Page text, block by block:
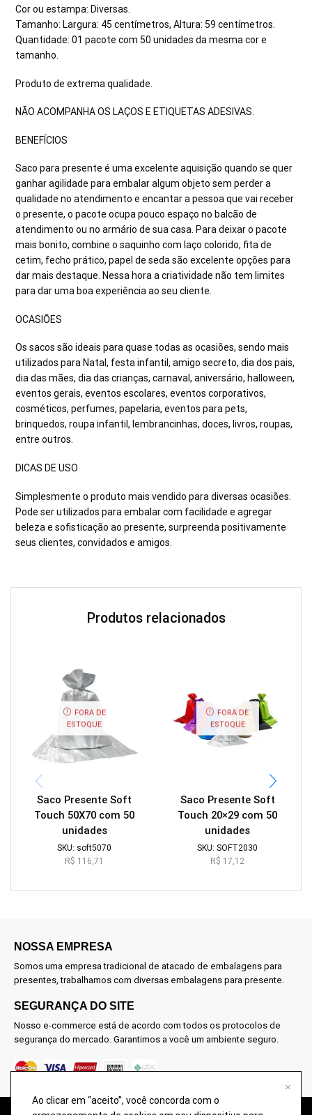
Cor ou estampa: Diversas.
Tamanho: Largura: 45 centímetros, Altura: 59 centímetros.
Quantidade: 01 pacote com 50 unidades da mesma cor e
tamanho.
Produto de extrema qualidade.
NÃO ACOMPANHA OS LAÇOS E ETIQUETAS ADESIVAS.
BENEFÍCIOS
Saco para presente é uma excelente aquisição quando se quer
ganhar agilidade para embalar algum objeto sem perder a
qualidade no atendimento e encantar a pessoa que vai receber
o presente, o pacote ocupa pouco espaço no balcão de
atendimento ou no armário de sua casa. Para deixar o pacote
mais bonito, combine o saquinho com laço colorido, fita de
cetim, fecho prático, papel de seda são excelente opções para
dar mais destaque. Nessa hora a criatividade não tem limites
para dar uma boa experiência ao seu cliente.
OCASIÕES
Os sacos são ideais para quase todas as ocasiões, sendo mais
utilizados para Natal, festa infantil, amigo secreto, dia dos pais,
dia das mães, dia das crianças, carnaval, aniversário, halloween,
eventos gerais, eventos escolares, eventos corporativos,
cosméticos, perfumes, papelaria, eventos para pets,
brinquedos, roupa infantil, lembrancinhas, doces, livros, roupas,
entre outros.
DICAS DE USO
Simplesmente o produto mais vendido para diversas ocasiões.
Pode ser utilizados para embalar com facilidade e agregar
beleza e sofisticação ao presente, surpreenda positivamente
seus clientes, convidados e amigos.
Produtos relacionados
FORA DE
ESTOQUE
Saco Presente Soft
Touch 50X70 com 50
unidades
SKU: soft5070
R$ 116,71
FORA DE
ESTOQUE
Saco Presente Soft
Touch 20×29 com 50
unidades
SKU:SOFT2030
R$ 17,12
NOSSA EMPRESA
Somos uma empresa tradicional de atacado de embalagens para
presentes, trabalhamos com diversas embalagens para presente.
SEGURANÇA DO SITE
Nosso e-commerce está de acordo com todos os protocolos de
segurança do mercado. Garantimos a você um ambiente seguro.
Ao clicar em “aceito”, você concorda com o